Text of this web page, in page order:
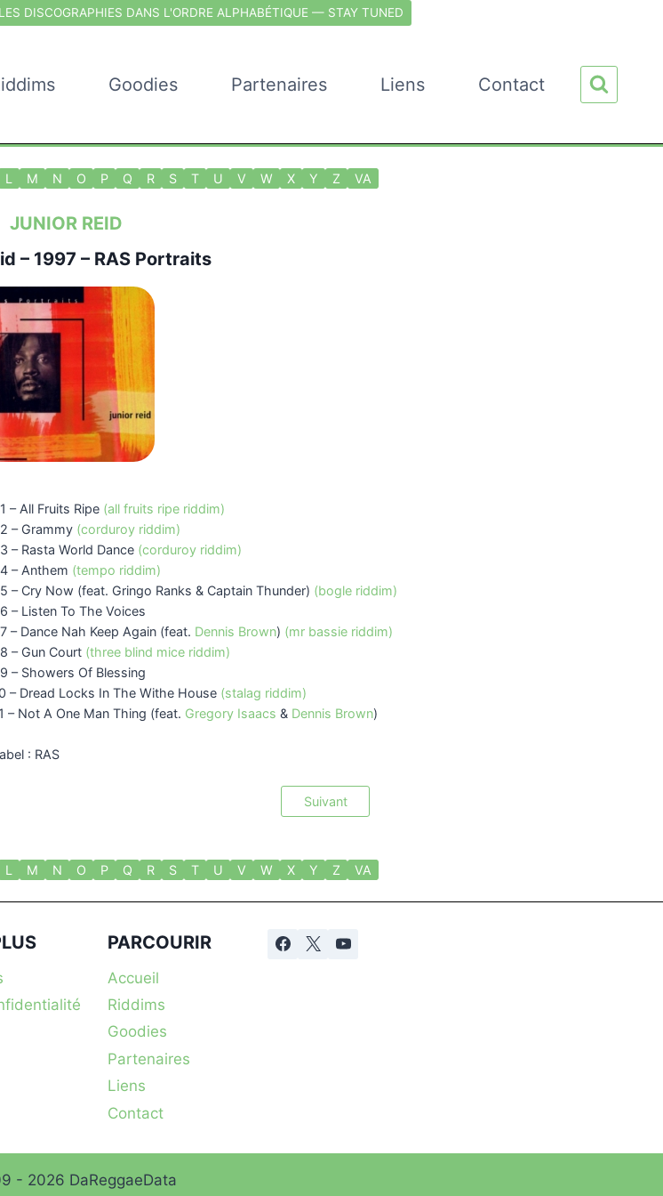
DISCOGRAPHIES DANS L'ORDRE ALPHABÉTIQUE — STAY TUNED
Goodies Partenaires Liens Contact
L M N O P Q R S T U V W X Y Z VA
JUNIOR REID
– 1997 – RAS Portraits
– All Fruits Ripe (all fruits ripe riddim)
– Grammy (corduroy riddim)
– Rasta World Dance (corduroy riddim)
– Anthem (tempo riddim)
– Cry Now (feat. Gringo Ranks & Captain Thunder) (bogle riddim)
– Listen To The Voices
– Dance Nah Keep Again (feat. Dennis Brown) (mr bassie riddim)
– Gun Court (three blind mice riddim)
– Showers Of Blessing
– Dread Locks In The Withe House (stalag riddim)
– Not A One Man Thing (feat. Gregory Isaacs & Dennis Brown)
: RAS
Suivant
L M N O P Q R S T U V W X Y Z VA
PARCOURIR
Accueil
Riddims
Goodies
Partenaires
Liens
Contact
- 2026 DaReggaeData